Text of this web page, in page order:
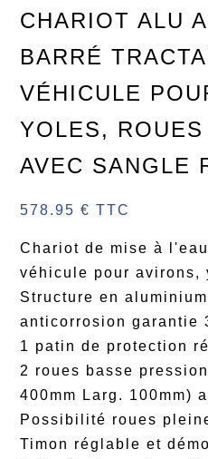
CHARIOT ALU
BARRÉ
VÉHICULE
YOLES,
AVEC SANGLE
578.95 € TTC
Chariot de mise à l'eau
véhicule pour avirons,
Structure en
anticorrosion garantie
1 patin de protection
2 roues basse
400mm Larg. 100mm)
Possibilité roues
Timon réglable et